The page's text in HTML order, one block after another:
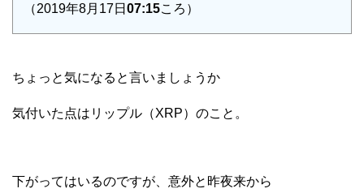
（2019年8月17日 07:15ころ）
ちょっと気になると言いましょうか
気付いた点はリップル（XRP）のこと。
下がってはいるのですが、意外と昨夜来から